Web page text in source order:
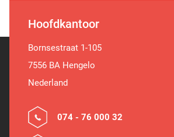
Hoofdkantoor
Bornsestraat 1-105
7556 BA Hengelo
Nederland
074 - 76 000 32